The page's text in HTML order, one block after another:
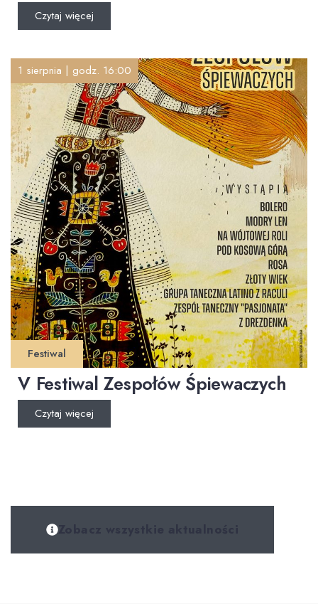
Czytaj więcej
1 sierpnia | godz. 16:00
Festiwal
V Festiwal Zespołów Śpiewaczych
Czytaj więcej